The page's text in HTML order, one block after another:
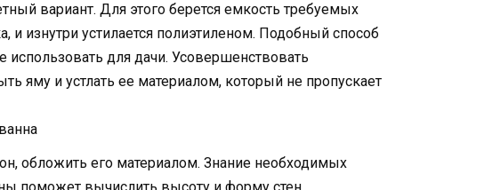
вариант. Для этого берется емкость требуемых
и изнутри устилается полиэтиленом. Подобный способ
использовать для дачи. Усовершенствовать
яму и устлать ее материалом, который не пропускает
обложить его материалом. Знание необходимых